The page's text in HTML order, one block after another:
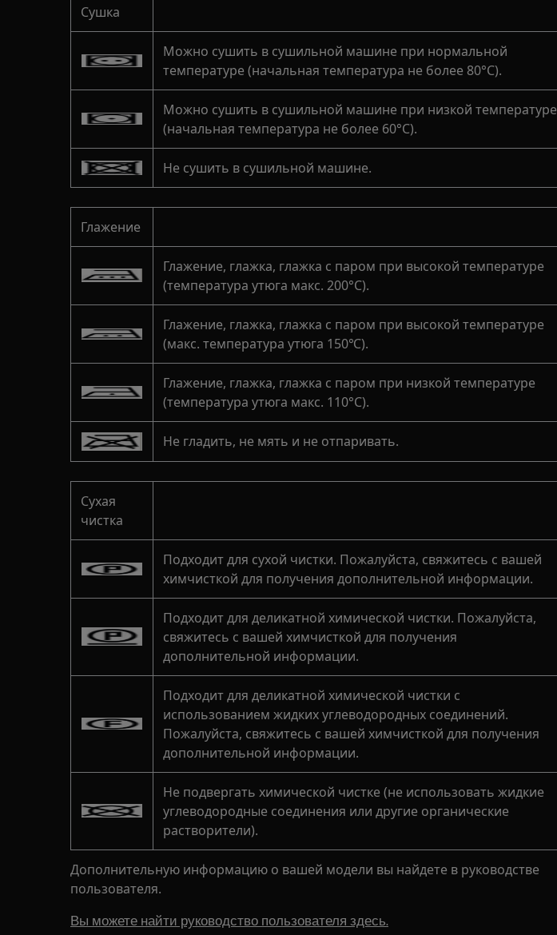
Сушка
Можно сушить в сушильной машине при нормальной
температуре (начальная температура не более 80°C).
Можно сушить в сушильной машине при низкой температуре
(начальная температура не более 60°C).
Не сушить в сушильной машине.
Глажение
Глажение, глажка, глажка с паром при высокой температуре
(температура утюга макс. 200°С).
Глажение, глажка, глажка с паром при высокой температуре
(макс. температура утюга 150℃).
Глажение, глажка, глажка с паром при низкой температуре
(температура утюга макс. 110°С).
Не гладить, не мять и не отпаривать.
Сухая
чистка
Подходит для сухой чистки. Пожалуйста, свяжитесь с вашей
химчисткой для получения дополнительной информации.
Подходит для деликатной химической чистки. Пожалуйста,
свяжитесь с вашей химчисткой для получения
дополнительной информации.
Подходит для деликатной химической чистки с
использованием жидких углеводородных соединений.
Пожалуйста, свяжитесь с вашей химчисткой для получения
дополнительной информации.
Не подвергать химической чистке (не использовать жидкие
углеводородные соединения или другие органические
растворители).
Дополнительную информацию о вашей модели вы найдете в руководстве
пользователя.
Вы можете найти руководство пользователя здесь.